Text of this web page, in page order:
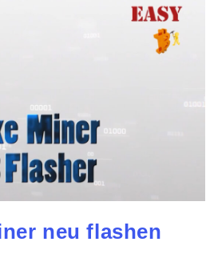
neu flashen